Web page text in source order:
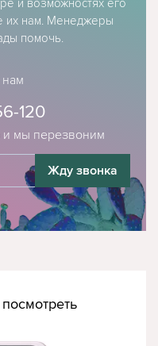
их нам. Менеджеры
помочь.
и мы перезвоним
120
Жду звонка